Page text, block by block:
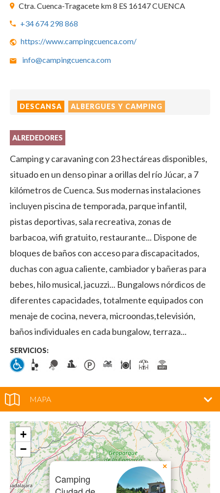
Ctra. Cuenca-Tragacete km 8 ES 16147 CUENCA
+34 674 298 868
https://www.campingcuenca.com/
info@campingcuenca.com
DESCANSA ALBERGUES Y CAMPING
ALREDEDORES
Camping y caravaning con 23 hectáreas disponibles,
situado en un denso pinar a orillas del río Júcar, a 7
kilómetros de Cuenca. Sus modernas instalaciones
incluyen piscina de temporada, parque infantil,
pistas deportivas, sala recreativa, zonas de
barbacoa, wifi gratuito, restaurante... Dispone de
bloques de baños con acceso para discapacitados,
duchas con agua caliente, cambiador y bañeras para
bebes, hilo musical, jacuzzi... Bungalows nórdicos de
diferentes capacidades, totalmente equipados con
menaje de cocina, nevera, microondas,televisión,
baños individuales en cada bungalow, terraza...
SERVICIOS:
MAPA
Camping
×
+
−